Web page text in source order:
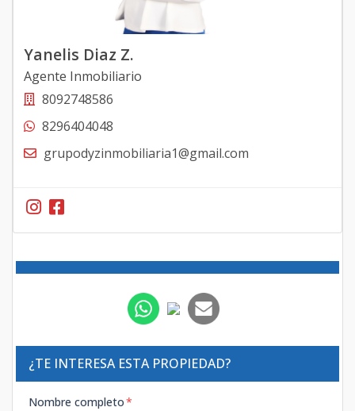
Yanelis Diaz Z.
Agente Inmobiliario
8092748586
8296404048
grupodyzinmobiliaria1@gmail.com
¿TE INTERESA ESTA PROPIEDAD?
Nombre completo*